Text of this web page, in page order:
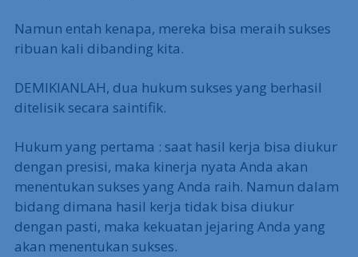
Namun entah kenapa, mereka bisa meraih sukses
ribuan kali dibanding kita.
DEMIKIANLAH, dua hukum sukses yang berhasil
ditelisik secara saintifik.
Hukum yang pertama : saat hasil kerja bisa diukur
dengan presisi, maka kinerja nyata Anda akan
menentukan sukses yang Anda raih. Namun dalam
bidang dimana hasil kerja tidak bisa diukur
dengan pasti, maka kekuatan jejaring Anda yang
akan menentukan sukses.